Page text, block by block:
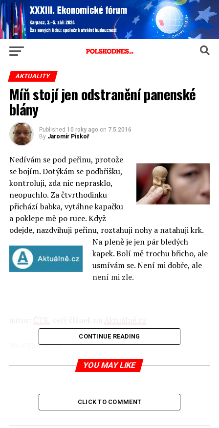
AKTUALITY
Míň stojí jen odstranění panenské
blány
Published 10 roky ago on 7.5.2016
By Jaromír Piskoř
Nedívám se pod peřinu, protože
se bojím. Dotýkám se podbřišku,
kontroluji, zda nic neprasklo,
neopuchlo. Za čtvrthodinku
přichází babka, vytáhne kapačku
a poklepe mě po ruce. Když
odejde, nazdvihuji peřinu, roztahuji nohy a natahuji krk.
Na pleně je jen pár bledých
kapek. Bolí mě trochu břicho, ale
usmívám se. Není mi dobře, ale
není mi zle.
RELATED TOPICS:
Polané se v zmatku plazí přes valy a srázy nazí
Čtyři z tanku a pes
CONTINUE READING
YOU MAY LIKE
CLICK TO COMMENT